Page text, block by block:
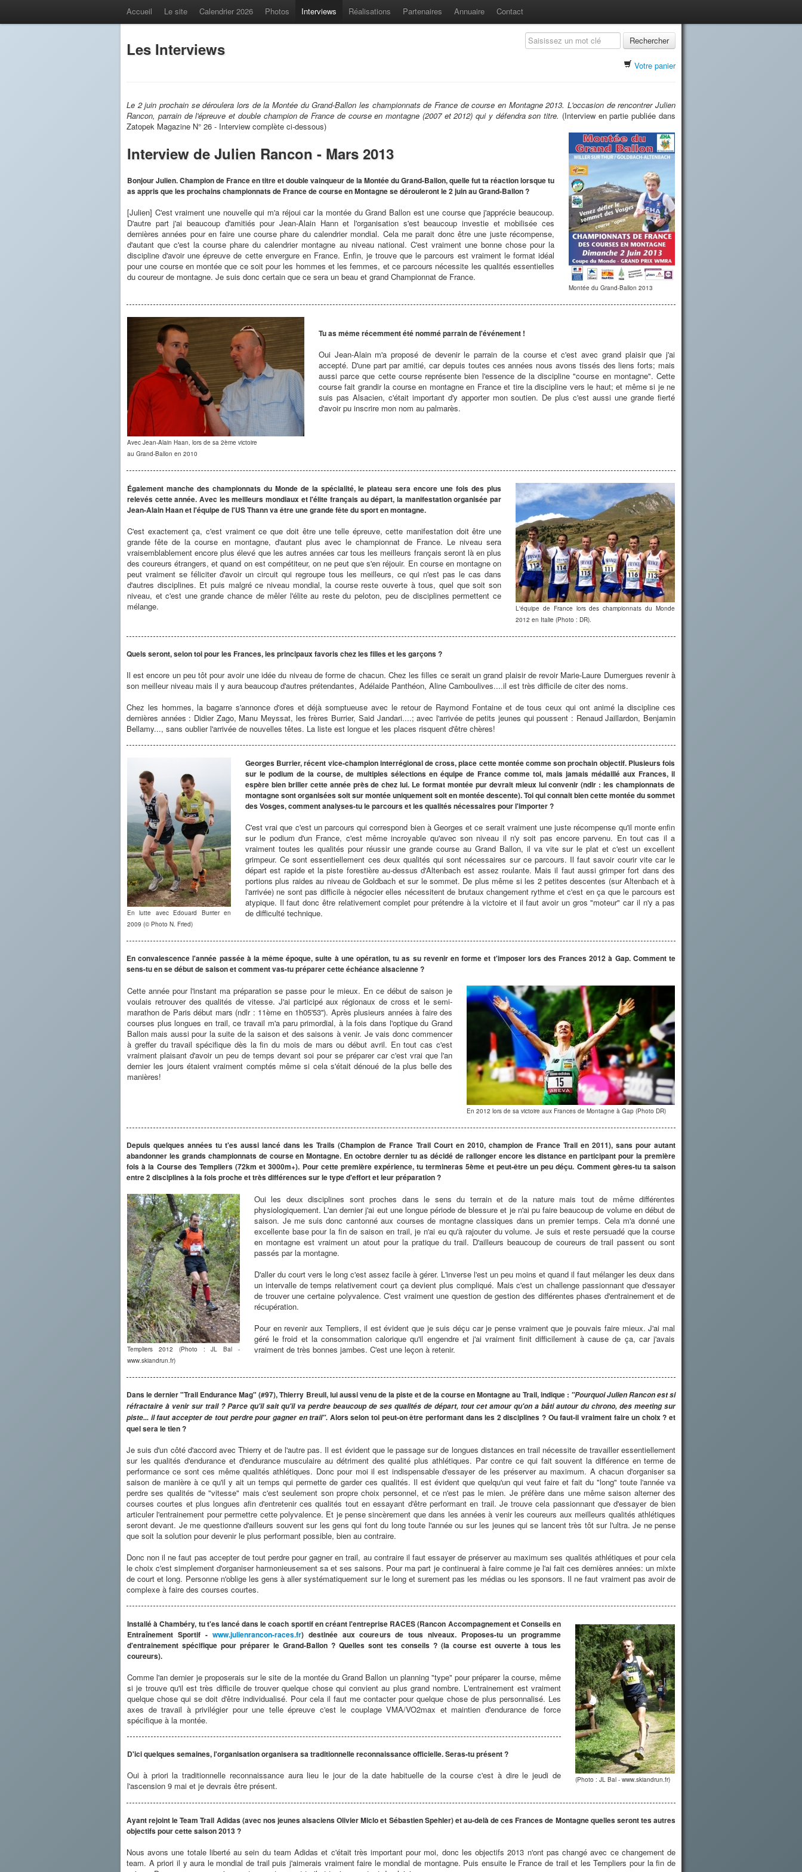
Accueil Le site Calendrier 2026 Photos Interviews Réalisations Partenaires Annuaire Contact
Les Interviews Rechercher
Votre panier
Le 2 juin prochain se déroulera lors de la Montée du Grand-Ballon les championnats de France de course en Montagne 2013. L'occasion de rencontrer Julien
Rancon, parrain de l'épreuve et double champion de France de course en montagne (2007 et 2012) qui y défendra son titre. (Interview en partie publiée dans
Zatopek Magazine N° 26 - Interview complète ci-dessous)
Interview de Julien Rancon - Mars 2013
Bonjour Julien. Champion de France en titre et double vainqueur de la Montée du Grand-Ballon, quelle fut ta réaction lorsque tu
as appris que les prochains championnats de France de course en Montagne se dérouleront le 2 juin au Grand-Ballon ?
[Julien] C'est vraiment une nouvelle qui m'a réjoui car la montée du Grand Ballon est une course que j'apprécie beaucoup.
D'autre part j'ai beaucoup d'amitiés pour Jean-Alain Hann et l'organisation s'est beaucoup investie et mobilisée ces
dernières années pour en faire une course phare du calendrier mondial. Cela me parait donc être une juste récompense,
d'autant que c'est la course phare du calendrier montagne au niveau national. C'est vraiment une bonne chose pour la
discipline d'avoir une épreuve de cette envergure en France. Enfin, je trouve que le parcours est vraiment le format idéal
pour une course en montée que ce soit pour les hommes et les femmes, et ce parcours nécessite les qualités essentielles
du coureur de montagne. Je suis donc certain que ce sera un beau et grand Championnat de France.
Montée du Grand-Ballon 2013
Avec Jean-Alain Haan, lors de sa 2ème victoire
au Grand-Ballon en 2010
Tu as même récemment été nommé parrain de l'événement !
Oui Jean-Alain m'a proposé de devenir le parrain de la course et c'est avec grand plaisir que j'ai
accepté. D'une part par amitié, car depuis toutes ces années nous avons tissés des liens forts; mais
aussi parce que cette course représente bien l'essence de la discipline "course en montagne". Cette
course fait grandir la course en montagne en France et tire la discipline vers le haut; et même si je ne
suis pas Alsacien, c'était important d'y apporter mon soutien. De plus c'est aussi une grande fierté
d'avoir pu inscrire mon nom au palmarès.
Également manche des championnats du Monde de la spécialité, le plateau sera encore une fois des plus
relevés cette année. Avec les meilleurs mondiaux et l'élite français au départ, la manifestation organisée par
Jean-Alain Haan et l'équipe de l'US Thann va être une grande fête du sport en montagne.
C'est exactement ça, c'est vraiment ce que doit être une telle épreuve, cette manifestation doit être une
grande fête de la course en montagne, d'autant plus avec le championnat de France. Le niveau sera
vraisemblablement encore plus élevé que les autres années car tous les meilleurs français seront là en plus
des coureurs étrangers, et quand on est compétiteur, on ne peut que s'en réjouir. En course en montagne on
peut vraiment se féliciter d'avoir un circuit qui regroupe tous les meilleurs, ce qui n'est pas le cas dans
d'autres disciplines. Et puis malgré ce niveau mondial, la course reste ouverte à tous, quel que soit son
niveau, et c'est une grande chance de mêler l'élite au reste du peloton, peu de disciplines permettent ce
mélange.
L'équipe de France lors des championnats du Monde
2012 en Italie (Photo : DR).
Quels seront, selon toi pour les Frances, les principaux favoris chez les filles et les garçons ?
Il est encore un peu tôt pour avoir une idée du niveau de forme de chacun. Chez les filles ce serait un grand plaisir de revoir Marie-Laure Dumergues revenir à
son meilleur niveau mais il y aura beaucoup d'autres prétendantes, Adélaide Panthéon, Aline Camboulives....il est très difficile de citer des noms.
Chez les hommes, la bagarre s'annonce d'ores et déjà somptueuse avec le retour de Raymond Fontaine et de tous ceux qui ont animé la discipline ces
dernières années : Didier Zago, Manu Meyssat, les frères Burrier, Said Jandari....; avec l'arrivée de petits jeunes qui poussent : Renaud Jaillardon, Benjamin
Bellamy..., sans oublier l'arrivée de nouvelles têtes. La liste est longue et les places risquent d'être chères!
En lutte avec Edouard Burrier en
2009 (© Photo N. Fried)
Georges Burrier, récent vice-champion interrégional de cross, place cette montée comme son prochain objectif. Plusieurs fois
sur le podium de la course, de multiples sélections en équipe de France comme toi, mais jamais médaillé aux Frances, il
espère bien briller cette année près de chez lui. Le format montée pur devrait mieux lui convenir (ndlr : les championnats de
montagne sont organisées soit sur montée uniquement soit en montée descente). Toi qui connait bien cette montée du sommet
des Vosges, comment analyses-tu le parcours et les qualités nécessaires pour l'importer ?
C'est vrai que c'est un parcours qui correspond bien à Georges et ce serait vraiment une juste récompense qu'il monte enfin
sur le podium d'un France, c'est même incroyable qu'avec son niveau il n'y soit pas encore parvenu. En tout cas il a
vraiment toutes les qualités pour réussir une grande course au Grand Ballon, il va vite sur le plat et c'est un excellent
grimpeur. Ce sont essentiellement ces deux qualités qui sont nécessaires sur ce parcours. Il faut savoir courir vite car le
départ est rapide et la piste forestière au-dessus d'Altenbach est assez roulante. Mais il faut aussi grimper fort dans des
portions plus raides au niveau de Goldbach et sur le sommet. De plus même si les 2 petites descentes (sur Altenbach et à
l'arrivée) ne sont pas difficile à négocier elles nécessitent de brutaux changement rythme et c'est en ça que le parcours est
atypique. Il faut donc être relativement complet pour prétendre à la victoire et il faut avoir un gros "moteur" car il n'y a pas
de difficulté technique.
En convalescence l'année passée à la même époque, suite à une opération, tu as su revenir en forme et t'imposer lors des Frances 2012 à Gap. Comment te
sens-tu en se début de saison et comment vas-tu préparer cette échéance alsacienne ?
Cette année pour l'instant ma préparation se passe pour le mieux. En ce début de saison je
voulais retrouver des qualités de vitesse. J'ai participé aux régionaux de cross et le semi-
marathon de Paris début mars (ndlr : 11ème en 1h05'53''). Après plusieurs années à faire des
courses plus longues en trail, ce travail m'a paru primordial, à la fois dans l'optique du Grand
Ballon mais aussi pour la suite de la saison et des saisons à venir. Je vais donc commencer
à greffer du travail spécifique dès la fin du mois de mars ou début avril. En tout cas c'est
vraiment plaisant d'avoir un peu de temps devant soi pour se préparer car c'est vrai que l'an
dernier les jours étaient vraiment comptés même si cela s'était dénoué de la plus belle des
manières!
En 2012 lors de sa victoire aux Frances de Montagne à Gap (Photo DR)
Depuis quelques années tu t'es aussi lancé dans les Trails (Champion de France Trail Court en 2010, champion de France Trail en 2011), sans pour autant
abandonner les grands championnats de course en Montagne. En octobre dernier tu as décidé de rallonger encore les distance en participant pour la première
fois à la Course des Templiers (72km et 3000m+). Pour cette première expérience, tu termineras 5ème et peut-être un peu déçu. Comment gères-tu ta saison
entre 2 disciplines à la fois proche et très différences sur le type d'effort et leur préparation ?
Templiers 2012 (Photo : JL Bal -
www.skiandrun.fr)
Oui les deux disciplines sont proches dans le sens du terrain et de la nature mais tout de même différentes
physiologiquement. L'an dernier j'ai eut une longue période de blessure et je n'ai pu faire beaucoup de volume en début de
saison. Je me suis donc cantonné aux courses de montagne classiques dans un premier temps. Cela m'a donné une
excellente base pour la fin de saison en trail, je n'ai eu qu'à rajouter du volume. Je suis et reste persuadé que la course
en montagne est vraiment un atout pour la pratique du trail. D'ailleurs beaucoup de coureurs de trail passent ou sont
passés par la montagne.
D'aller du court vers le long c'est assez facile à gérer. L'inverse l'est un peu moins et quand il faut mélanger les deux dans
un intervalle de temps relativement court ça devient plus compliqué. Mais c'est un challenge passionnant que d'essayer
de trouver une certaine polyvalence. C'est vraiment une question de gestion des différentes phases d'entrainement et de
récupération.
Pour en revenir aux Templiers, il est évident que je suis déçu car je pense vraiment que je pouvais faire mieux. J'ai mal
géré le froid et la consommation calorique qu'il engendre et j'ai vraiment finit difficilement à cause de ça, car j'avais
vraiment de très bonnes jambes. C'est une leçon à retenir.
Dans le dernier "Trail Endurance Mag" (#97), Thierry Breuil, lui aussi venu de la piste et de la course en Montagne au Trail, indique : "Pourquoi Julien Rancon est si
réfractaire à venir sur trail ? Parce qu'il sait qu'il va perdre beaucoup de ses qualités de départ, tout cet amour qu'on a bâti autour du chrono, des meeting sur
piste... il faut accepter de tout perdre pour gagner en trail". Alors selon toi peut-on être performant dans les 2 disciplines ? Ou faut-il vraiment faire un choix ? et
quel sera le tien ?
Je suis d'un côté d'accord avec Thierry et de l'autre pas. Il est évident que le passage sur de longues distances en trail nécessite de travailler essentiellement
sur les qualités d'endurance et d'endurance musculaire au détriment des qualité plus athlétiques. Par contre ce qui fait souvent la différence en terme de
performance ce sont ces même qualités athlétiques. Donc pour moi il est indispensable d'essayer de les préserver au maximum. A chacun d'organiser sa
saison de manière à ce qu'il y ait un temps qui permette de garder ces qualités. Il est évident que quelqu'un qui veut faire et fait du "long" toute l'année va
perdre ses qualités de "vitesse" mais c'est seulement son propre choix personnel, et ce n'est pas le mien. Je préfère dans une même saison alterner des
courses courtes et plus longues afin d'entretenir ces qualités tout en essayant d'être performant en trail. Je trouve cela passionnant que d'essayer de bien
articuler l'entrainement pour permettre cette polyvalence. Et je pense sincèrement que dans les années à venir les coureurs aux meilleurs qualités athlétiques
seront devant. Je me questionne d'ailleurs souvent sur les gens qui font du long toute l'année ou sur les jeunes qui se lancent très tôt sur l'ultra. Je ne pense
que soit la solution pour devenir le plus performant possible, bien au contraire.
Donc non il ne faut pas accepter de tout perdre pour gagner en trail, au contraire il faut essayer de préserver au maximum ses qualités athlétiques et pour cela
le choix c'est simplement d'organiser harmonieusement sa et ses saisons. Pour ma part je continuerai à faire comme je l'ai fait ces dernières années: un mixte
de court et long. Personne n'oblige les gens à aller systématiquement sur le long et surement pas les médias ou les sponsors. Il ne faut vraiment pas avoir de
complexe à faire des courses courtes.
Installé à Chambéry, tu t'es lancé dans le coach sportif en créant l'entreprise RACES (Rancon Accompagnement et Conseils en
Entraînement Sportif - www.julienrancon-races.fr) destinée aux coureurs de tous niveaux. Proposes-tu un programme
d'entrainement spécifique pour préparer le Grand-Ballon ? Quelles sont tes conseils ? (la course est ouverte à tous les
coureurs).
Comme l'an dernier je proposerais sur le site de la montée du Grand Ballon un planning "type" pour préparer la course, même
si je trouve qu'il est très difficile de trouver quelque chose qui convient au plus grand nombre. L'entrainement est vraiment
quelque chose qui se doit d'être individualisé. Pour cela il faut me contacter pour quelque chose de plus personnalisé. Les
axes de travail à privilégier pour une telle épreuve c'est le couplage VMA/VO2max et maintien d'endurance de force
spécifique à la montée.
D'ici quelques semaines, l'organisation organisera sa traditionnelle reconnaissance officielle. Seras-tu présent ?
Oui à priori la traditionnelle reconnaissance aura lieu le jour de la date habituelle de la course c'est à dire le jeudi de
l'ascension 9 mai et je devrais être présent.
(Photo : JL Bal - www.skiandrun.fr)
Ayant rejoint le Team Trail Adidas (avec nos jeunes alsaciens Olivier Miclo et Sébastien Spehler) et au-delà de ces Frances de Montagne quelles seront tes autres
objectifs pour cette saison 2013 ?
Nous avons une totale liberté au sein du team Adidas et c'était très important pour moi, donc les objectifs 2013 n'ont pas changé avec ce changement de
team. A priori il y aura le mondial de trail puis j'aimerais vraiment faire le mondial de montagne. Puis ensuite le France de trail et les Templiers pour la fin de